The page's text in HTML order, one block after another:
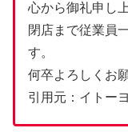
心から御礼申し
閉店まで従業員
す。
何卒よろしくお
引用元：イトー